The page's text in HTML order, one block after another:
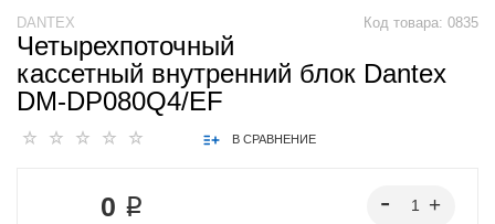
Код товара: 0835
DANTEX
Четырехпоточный
кассетный внутренний блок Dantex
DM-DP080Q4/EF
В СРАВНЕНИЕ
0 ₽